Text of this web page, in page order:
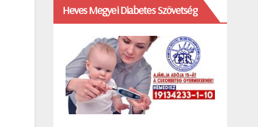
Heves Megyei Diabetes Szövetség